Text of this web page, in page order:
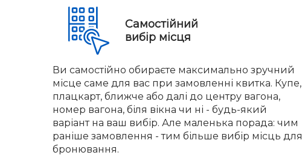
Самостійний
вибір місця
Ви самостійно обираєте максимально зручний
місце саме для вас при замовленні квитка. Купе,
плацкарт, ближче або далі до центру вагона,
номер вагона, біля вікна чи ні - будь-який
варіант на ваш вибір. Але маленька порада: чим
раніше замовлення - тим більше вибір місць для
бронювання.